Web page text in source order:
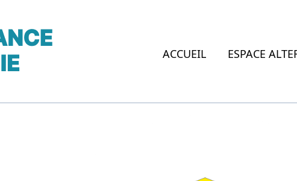
ACCUEIL ESPACE